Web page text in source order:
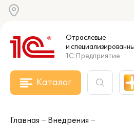
Отраслевые
и
1С:Предприятие
Каталог
Главная
Внедрения